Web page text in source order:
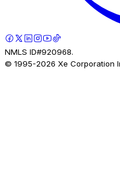
NMLS ID#920968.
© 1995-2026 Xe Corporation